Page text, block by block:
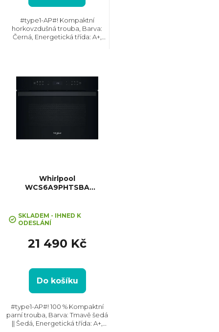
t
#type1-AP#! Kompaktní
horkovzdušná trouba, Barva:
Černá, Energetická třída: A+,
Whirlpool
WCS6A9PHTSBA
SKLADEM - IHNED K
ODESLÁNÍ
21 490 Kč
Do košíku
#type1-AP#! 100 % Kompaktní
parní trouba, Barva: Tmavě šedá
|| Šedá, Energetická třída: A+,